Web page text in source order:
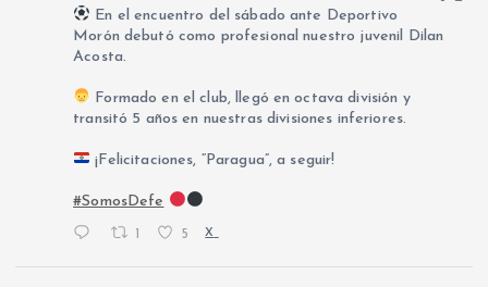
En el encuentro del sábado ante Deportivo
Morón debutó como profesional nuestro juvenil Dilan
Acosta.
Formado en el club, llegó en octava división y
transitó 5 años en nuestras divisiones inferiores.
¡Felicitaciones, “Paragua”, a seguir!
#SomosDefe
1 5 X